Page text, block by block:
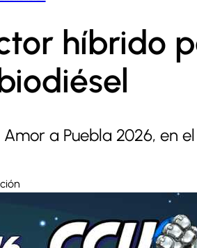
híbrido
a Puebla 2026, en